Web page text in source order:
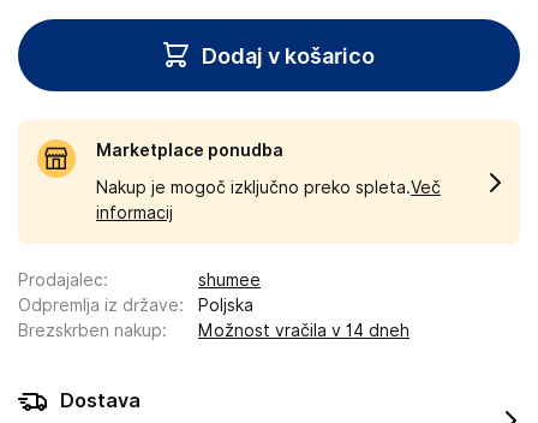
Dodaj v košarico
Marketplace ponudba
Nakup je mogoč izključno preko spleta.Več
informacij
Prodajalec:
shumee
Odpremlja iz države:
Poljska
Brezskrben nakup: Možnost vračila v 14 dneh
Dostava